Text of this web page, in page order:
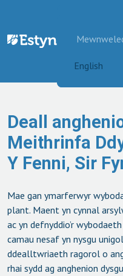
English
Deall
Meithrinfa
Y Fenni, Sir
Mae gan ymarferwyr
plant. Maent yn cynnal
ac yn defnyddio’r
camau nesaf yn nysgu
ddealltwriaeth ragorol o
rhai sydd ag anghenion